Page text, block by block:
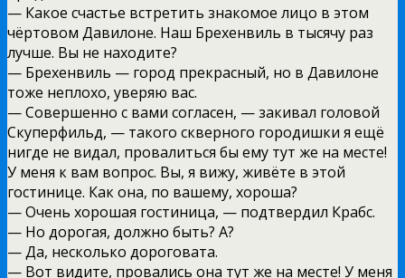
— Какое счастье встретить знакомое лицо в этом
чёртовом Давилоне. Наш Брехенвиль в тысячу раз
лучше. Вы не находите?
— Брехенвиль — город прекрасный, но в Давилоне
тоже неплохо, уверяю вас.
— Совершенно с вами согласен, — закивал головой
Скуперфильд, — такого скверного городишки я ещё
нигде не видал, провалиться бы ему тут же на месте!
У меня к вам вопрос. Вы, я вижу, живёте в этой
гостинице. Как она, по вашему, хороша?
— Очень хорошая гостиница, — подтвердил Крабс.
— Но дорогая, должно быть? А?
— Да, несколько дороговата.
— Вот видите, провались она тут же на месте! У меня